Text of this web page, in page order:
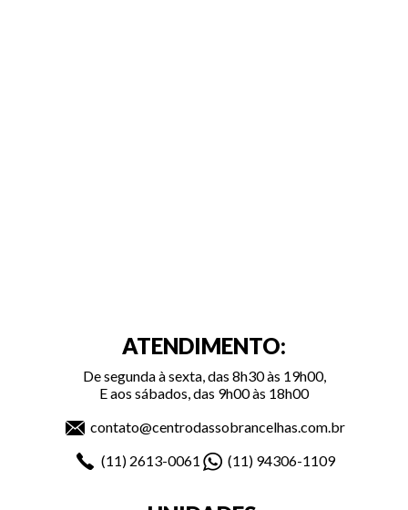
ATENDIMENTO:
De segunda à sexta, das 8h30 às 19h00,
E aos sábados, das 9h00 às 18h00
contato@centrodassobrancelhas.com.br
(11) 2613-0061 (11) 94306-1109